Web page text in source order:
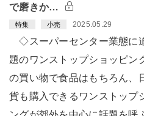
で磨きか…
特集 小売 2025.05.29
◇スーパーセンター業態に
題のワンストップショッピ
の買い物で食品はもちろん、
貨も購入できるワンストップ